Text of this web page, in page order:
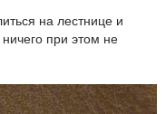
на лестнице и
при этом не